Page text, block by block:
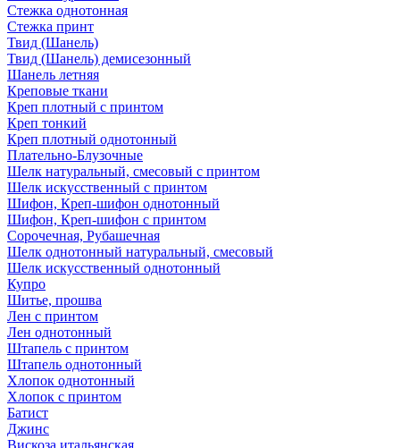
Стежка однотонная
Стежка принт
Твид (Шанель)
Твид (Шанель) демисезонный
Шанель летняя
Креповые ткани
Креп плотный с принтом
Креп тонкий
Креп плотный однотонный
Плательно-Блузочные
Шелк натуральный, смесовый с принтом
Шелк искусственный с принтом
Шифон, Креп-шифон однотонный
Шифон, Креп-шифон с принтом
Сорочечная, Рубашечная
Шелк однотонный натуральный, смесовый
Шелк искусственный однотонный
Купро
Шитье, прошва
Лен с принтом
Лен однотонный
Штапель с принтом
Штапель однотонный
Хлопок однотонный
Хлопок с принтом
Батист
Джинс
Вискоза итальянская